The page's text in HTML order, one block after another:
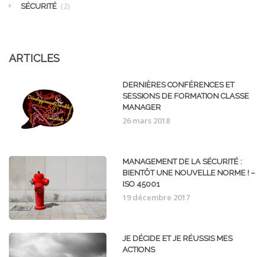
SÉCURITÉ (2)
ARTICLES
DERNIÈRES CONFÉRENCES ET
SESSIONS DE FORMATION CLASSE
MANAGER
26 mars 2018
MANAGEMENT DE LA SÉCURITÉ :
BIENTÔT UNE NOUVELLE NORME ! –
ISO 45001
19 décembre 2017
JE DÉCIDE ET JE RÉUSSIS MES
ACTIONS